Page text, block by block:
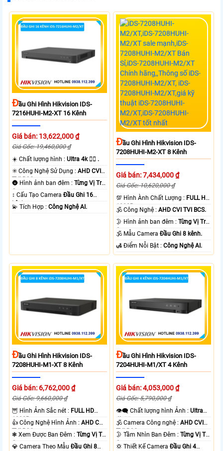
ĐẦu Ghi Hình Hikvision IDS-
7216HUHI-M2-XT 16 Kênh
Giá bán: 13,622,000 ₫
Giá Gốc: 19,460,000 ₫
☀️ Chất lượng hình :Ultra 4k 👍🏾 .
✳️ Công Nghệ Sử Dụng :AHD CVI
TVI BCS.
🌚 Hình ảnh ban đêm :Từng Vị Trí
Camera .
↕️ Cấu Tạo CameraĐầu Ghi 16
kênh.
️💫 Tích Hợp :Công Nghệ AI.
ĐẦu Ghi Hình Hikvision IDS-
7208HUHI-M2-XT 8 Kênh
Giá bán: 7,434,000 ₫
Giá Gốc: 10,620,000 ₫
💯 Hình Ành Chất Lượng : FULL HD
1080P .
🕉️ Công Nghệ :AHD CVI TVI BCS.
🌛 Hình ảnh ban đêm :Từng Vị Trí
Camera .
🕉️ Mẫu CameraĐầu Ghi 8 kênh.
️🛃 Điểm Nỗi Bật :Công Nghệ AI.
ĐẦu Ghi Hình Hikvision IDS-
7208HUHI-M1-XT 8 Kênh
Giá bán: 6,762,000 ₫
Giá Gốc: 9,660,000 ₫
🦉 Hình Ảnh Sắc nét : FULL HD
1080P .
👍 Công Nghệ Hình Ảnh :AHD CVI
TVI BCS.
❃ Xem Được Ban Đêm :Từng Vị Trí
Camera .
💎 Camera Theo MẫuĐầu Ghi 8
ĐẦu Ghi Hình Hikvision IDS-
7204HUHI-M1/XT 4 Kênh
Giá bán: 4,053,000 ₫
Giá Gốc: 5,790,000 ₫
👁️‍🗨 Chất lượng hình Ảnh :Ultra
4k 👍🏾 .
🕉️ Camera Công nghệ :AHD CVI
TVI BCS.
🌛 Tầm Nhìn Ban Đêm :Từng Vị Trí
Camera .
💢 Thiết Kế CameraĐầu Ghi 4